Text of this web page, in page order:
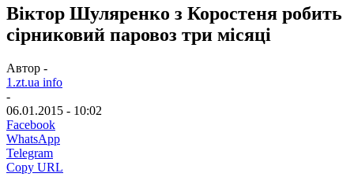
Віктор Шуляренко з Коростеня робить
сірниковий паровоз три місяці
Автор -
1.zt.ua info
-
06.01.2015 - 10:02
Facebook
WhatsApp
Telegram
Copy URL